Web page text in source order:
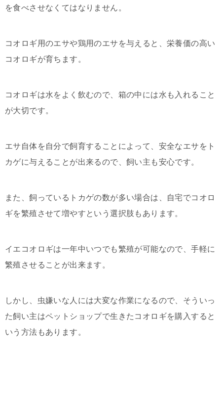
を食べさせなくてはなりません。
コオロギ用のエサや鶏用のエサを与えると、栄養価の高い
コオロギが育ちます。
コオロギは水をよく飲むので、箱の中には水も入れること
が大切です。
エサ自体を自分で飼育することによって、安全なエサをト
カゲに与えることが出来るので、飼い主も安心です。
また、飼っているトカゲの数が多い場合は、自宅でコオロ
ギを繁殖させて増やすという選択肢もあります。
イエコオロギは一年中いつでも繁殖が可能なので、手軽に
繁殖させることが出来ます。
しかし、虫嫌いな人には大変な作業になるので、そういっ
た飼い主はペットショップで生きたコオロギを購入すると
いう方法もあります。